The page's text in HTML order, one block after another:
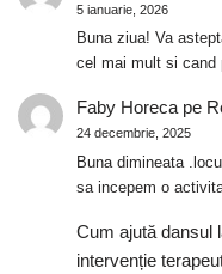
5 ianuarie, 2026
Buna ziua! Va
cel mai mult si cand
Faby Horecape
24 decembrie, 2025
Buna dimineata
sa incepem o
Cum ajută dansul
intervenție